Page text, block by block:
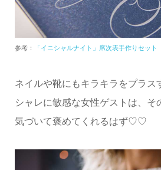
参考： 「イニシャルナイト」席次表手作りセット
ネイルや靴にもキラキラをプラス
シャレに敏感な女性ゲストは、そ
気づいて褒めてくれるはず♡♡